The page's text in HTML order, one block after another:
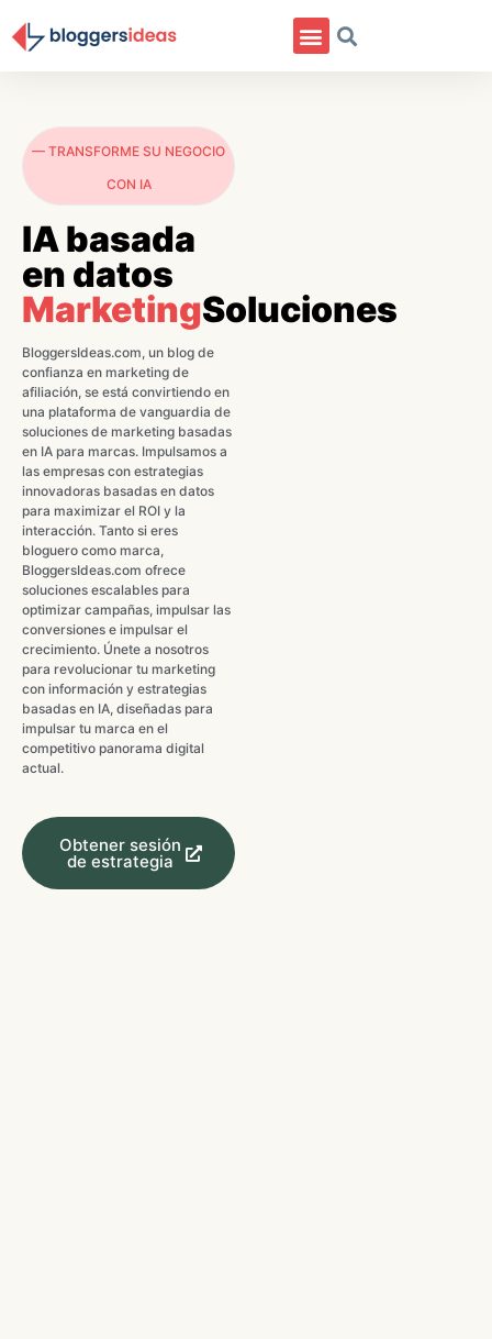
— TRANSFORME SU NEGOCIO
CON IA
IA basada
en datos
MarketingSoluciones
BloggersIdeas.com, un blog de
confianza en marketing de
afiliación, se está convirtiendo en
una plataforma de vanguardia de
soluciones de marketing basadas
en IA para marcas. Impulsamos a
las empresas con estrategias
innovadoras basadas en datos
para maximizar el ROI y la
interacción. Tanto si eres
bloguero como marca,
BloggersIdeas.com ofrece
soluciones escalables para
optimizar campañas, impulsar las
conversiones e impulsar el
crecimiento. Únete a nosotros
para revolucionar tu marketing
con información y estrategias
basadas en IA, diseñadas para
impulsar tu marca en el
competitivo panorama digital
actual.
Obtener sesión
de estrategia